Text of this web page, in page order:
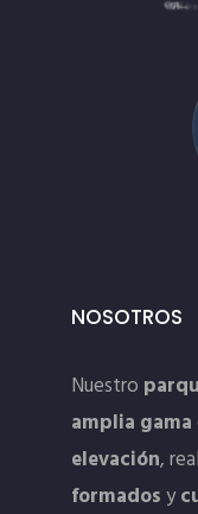
NOSOTROS
Nuestro
amplia gama
elevación,
formados y